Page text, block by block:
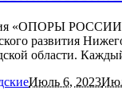
«ОПОРЫ РОССИИ»
развития
области.
Июль 6, 2023